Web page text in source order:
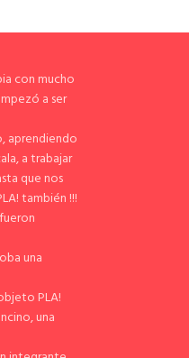
con mucho
a ser
aprendiendo
a trabajar
que nos
también !!!
una
PLA!
una